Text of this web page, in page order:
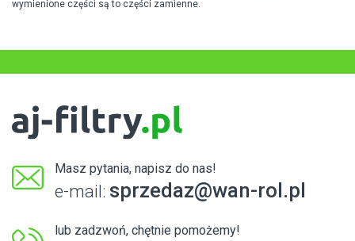
wymienione części są to części zamienne.
Masz pytania, napisz do nas!
e-mail: sprzedaz@wan-rol.pl
lub zadzwoń, chętnie pomożemy!